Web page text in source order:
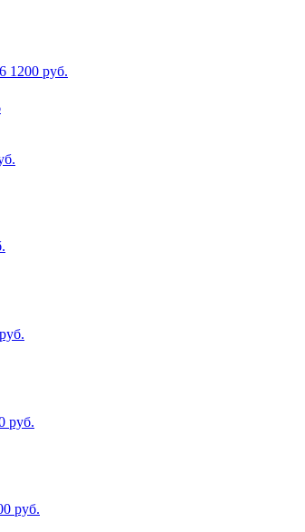
1200 руб.
руб.
руб.